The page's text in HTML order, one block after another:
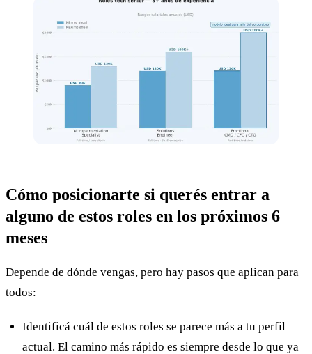
Cómo posicionarte si querés entrar a
alguno de estos roles en los próximos 6
meses
Depende de dónde vengas, pero hay pasos que aplican para
todos:
Identificá cuál de estos roles se parece más a tu perfil
actual. El camino más rápido es siempre desde lo que ya